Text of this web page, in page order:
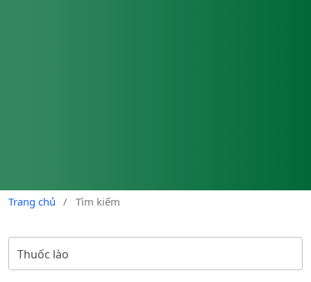
Trang chủ / Tìm kiếm